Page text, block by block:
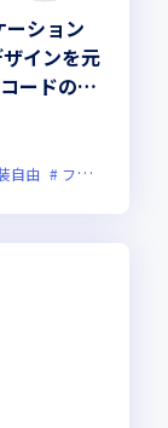
ション
インを元
ードの品
自由 フレックス制度あり